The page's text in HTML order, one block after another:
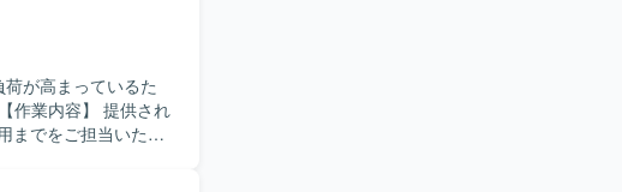
データ移行やクラ
ション開発とデー
務アプリケーション
が高まっているた
までをご担当いただ